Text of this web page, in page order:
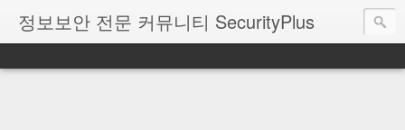
정보보안 전문 커뮤니티 SecurityPlus